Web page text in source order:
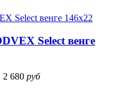
Select венге
2 680 руб